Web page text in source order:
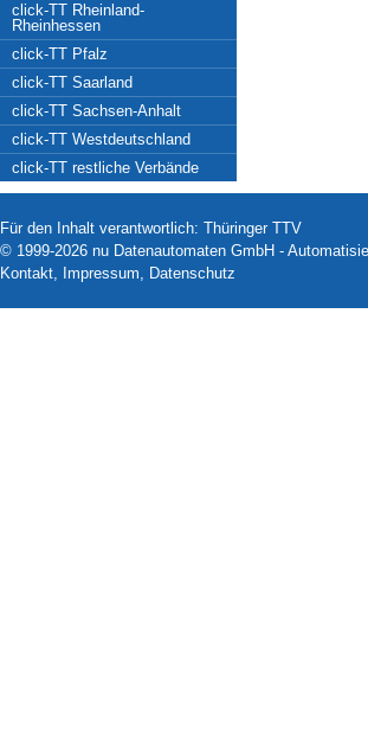
click-TT Rheinland-
Rheinhessen
click-TT Pfalz
click-TT Saarland
click-TT Sachsen-Anhalt
click-TT Westdeutschland
click-TT restliche Verbände
Für den Inhalt verantwortlich: Thüringer TTV
© 1999-2026 nu Datenautomaten GmbH -
Kontakt, Impressum, Datenschutz